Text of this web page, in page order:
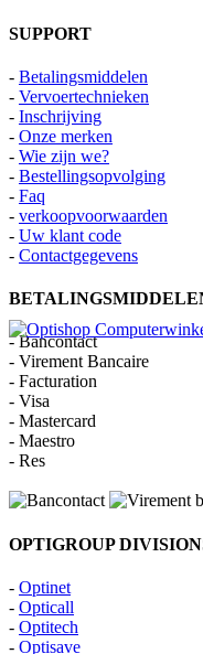
SUPPORT
- Betalingsmiddelen
- Vervoertechnieken
- Inschrijving
- Onze merken
- Wie zijn we?
- Bestellingsopvolging
- Faq
- verkoopvoorwaarden
- Uw klant code
- Contactgegevens
- Bancontact
- Virement Bancaire
- Facturation
- Visa
- Mastercard
- Maestro
- Res
OPTIGROUP
- Optinet
- Opticall
- Optitech
- Optisave